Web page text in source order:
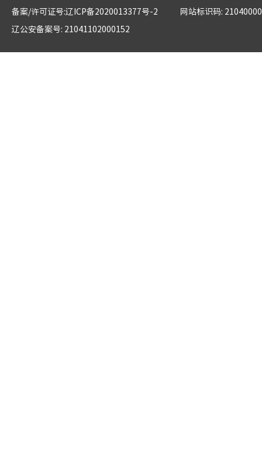
备案/许可证号:辽ICP备2020013377号-2
网站标识码:
辽公安备案号: 21041102000152